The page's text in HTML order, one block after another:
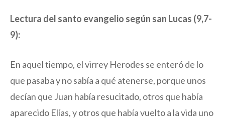
Lectura del santo evangelio según san Lucas (9,7-
9):
En aquel tiempo, el virrey Herodes se enteró de lo
que pasaba y no sabía a qué atenerse, porque unos
decían que Juan había resucitado, otros que había
aparecido Elías, y otros que había vuelto a la vida uno